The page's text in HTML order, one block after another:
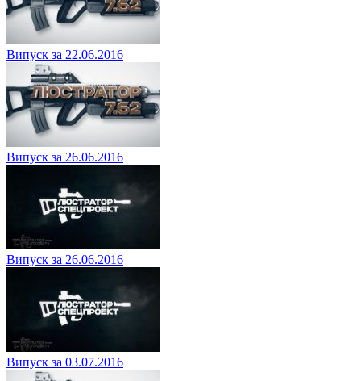
Випуск за 22.06.2016
Випуск за 26.06.2016
Випуск за 26.06.2016
Випуск за 03.07.2016